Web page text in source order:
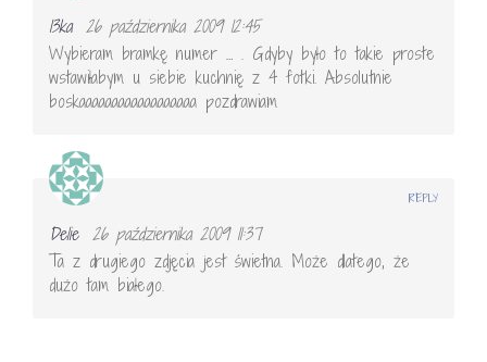
13ka 26 października 2009 12:45
Wybieram bramkę numer … . Gdyby było to takie proste
wstawiłabym u siebie kuchnię z 4 fotki. Absolutnie
boskaaaaaaaaaaaaaaaaaa pozdrawiam
Delie 26 października 2009 11:37
Ta z drugiego zdjęcia jest świetna. Może dlatego, że
dużo tam białego.
REPLY